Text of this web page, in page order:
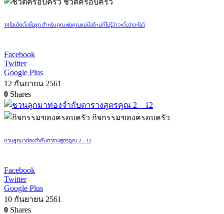
ชีวิตครอบครัว
14 ไอเดียตั้งชื่อลูก สำหรับคุณพ่อคุณแม่มือใหม่ที่ไม่รู้ว่าจะตั้งว่าอะไรดี
Facebook
Twitter
Google Plus
12 กันยายน 2561
0 Shares
กิจกรรมของครอบครัว
ชวนลูกมาท่องจำกับตารางสูตรคูณ 2 – 12
Facebook
Twitter
Google Plus
10 กันยายน 2561
0 Shares